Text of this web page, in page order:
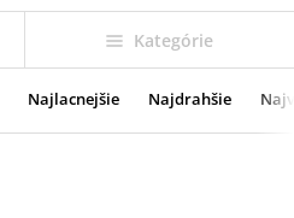
Kategórie
Najlacnejšie Najdrahšie